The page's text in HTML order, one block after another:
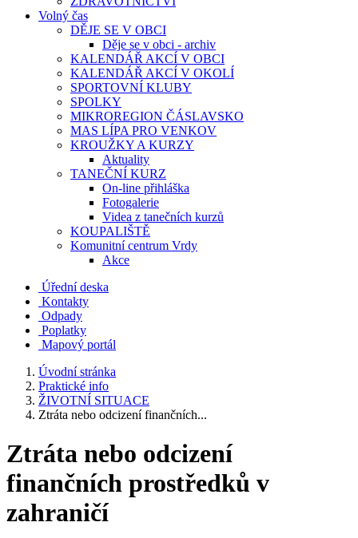
Volný čas
DĚJE SE V OBCI
Děje se v obci - archiv
KALENDÁŘ AKCÍ V OBCI
KALENDÁŘ AKCÍ V OKOLÍ
SPORTOVNÍ KLUBY
SPOLKY
MIKROREGION ČÁSLAVSKO
MAS LÍPA PRO VENKOV
KROUŽKY A KURZY
Aktuality
TANEČNÍ KURZ
On-line přihláška
Fotogalerie
Videa z tanečních kurzů
KOUPALIŠTĚ
Komunitní centrum Vrdy
Akce
Úřední deska
Kontakty
Odpady
Poplatky
Mapový portál
Úvodní stránka
Praktické info
ŽIVOTNÍ SITUACE
Ztráta nebo odcizení finančních...
Ztráta nebo odcizení
finančních prostředků v
zahraničí